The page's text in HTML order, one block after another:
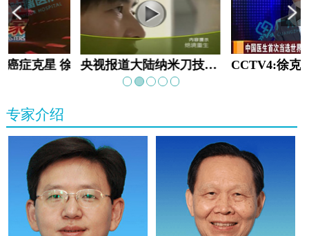
癌症克星 徐克成 央视报道大陆纳米刀技术手术：绝境重生
专家介绍